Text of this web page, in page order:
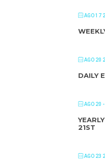
AGO 17
AGO 20
DAILY
AGO 20
21ST
AGO 23